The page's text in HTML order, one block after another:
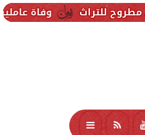
وفاة عاملين متأثرين
منوعات محافظات